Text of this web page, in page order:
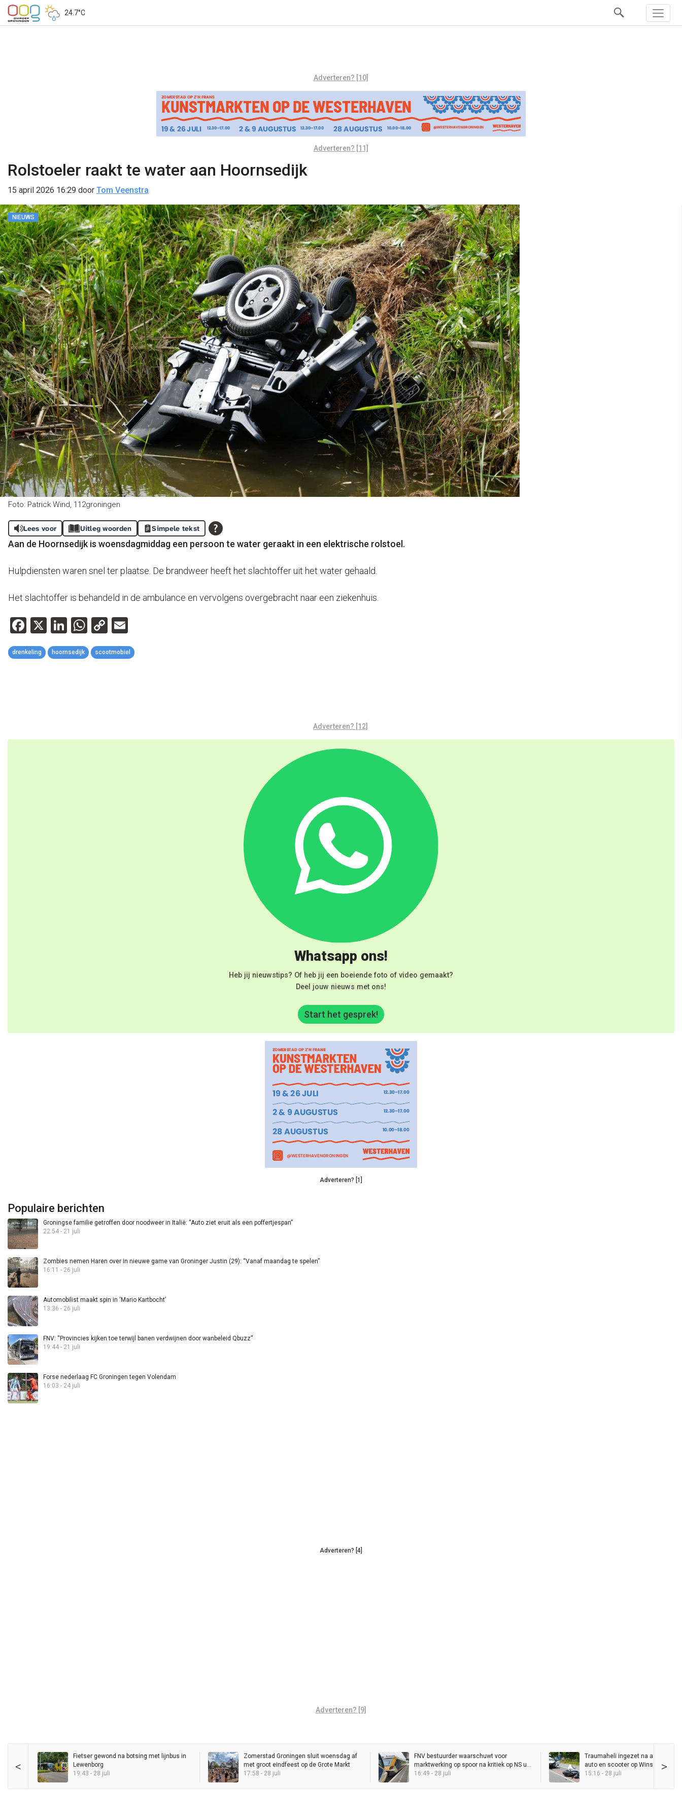
24.7°C
Adverteren? [10]
Adverteren? [11]
Rolstoeler raakt te water aan Hoornsedijk
15 april 2026 16:29 door Tom Veenstra
NIEUWS
Foto: Patrick Wind, 112groningen
Lees voor Uitleg woorden Simpele tekst
Aan de Hoornsedijk is woensdagmiddag een persoon te water geraakt in een elektrische rolstoel.
Hulpdiensten waren snel ter plaatse. De brandweer heeft het slachtoffer uit het water gehaald.
Het slachtoffer is behandeld in de ambulance en vervolgens overgebracht naar een ziekenhuis.
Facebook
X LinkedIn
WhatsApp
Copy
Link
drenkeling hoornsedijk scootmobiel
Adverteren? [12]
Whatsapp ons!
Heb jij nieuwstips? Of heb jij een boeiende foto of video gemaakt?
Deel jouw nieuws met ons!
Start het gesprek!
Adverteren? [1]
Populaire berichten
Groningse familie getroffen door noodweer in Italië: “Auto ziet eruit als een poffertjespan”
22:54 - 21 juli
Zombies nemen Haren over in nieuwe game van Groninger Justin (29): “Vanaf maandag te spelen”
16:11 - 26 juli
Automobilist maakt spin in ‘Mario Kartbocht’
13:36 - 26 juli
FNV: “Provincies kijken toe terwijl banen verdwijnen door wanbeleid Qbuzz”
19:44 - 21 juli
Forse nederlaag FC Groningen tegen Volendam
16:03 - 24 juli
Adverteren? [4]
Adverteren? [9]
< >
Fietser gewond na botsing met lijnbus in
Lewenborg
19:43 - 28 juli
Zomerstad Groningen sluit woensdag af
met groot eindfeest op de Grote Markt
17:58 - 28 juli
FNV bestuurder waarschuwt voor
marktwerking op spoor na kritiek op NS uit
Brussel
16:49 - 28 juli
Traumaheli ingezet na aanrijding
auto en scooter op
15:16 - 28 juli